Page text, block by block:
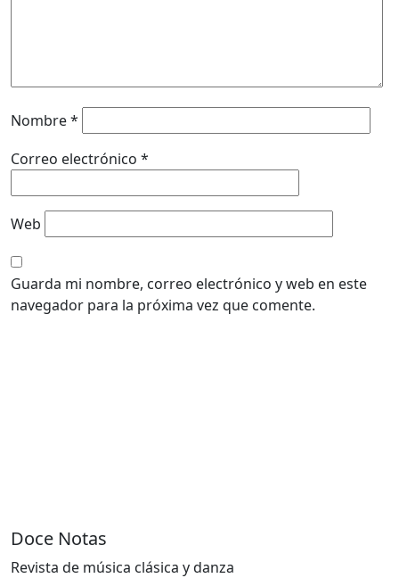
Nombre*
Correo electrónico *
Web
Guarda mi nombre, correo electrónico y web en este
navegador para la próxima vez que comente.
Doce Notas
Revista de música clásica y danza